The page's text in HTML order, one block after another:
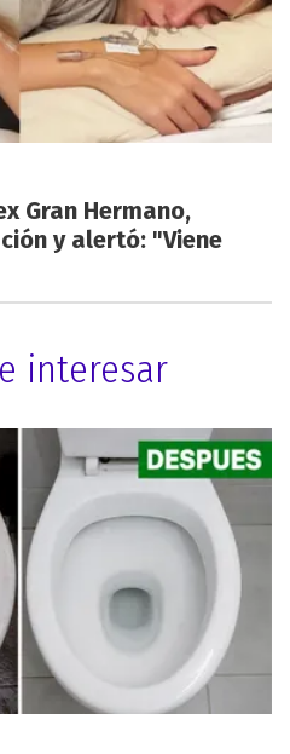
Gran Hermano,
y alertó: "Viene
interesar